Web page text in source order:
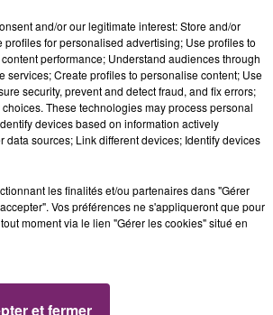
toute reprise des
and/or our legitimate interest: Store and/or
for personalised advertising; Use profiles to
performance; Understand audiences through
services; Create profiles to personalise content; Use
security, prevent and detect fraud, and fix errors;
These technologies may process personal
devices based on information actively
sources; Link different devices; Identify devices
les finalités et/ou partenaires dans "Gérer
Vos préférences ne s'appliqueront que pour
moment via le lien "Gérer les cookies" situé en
et fermer